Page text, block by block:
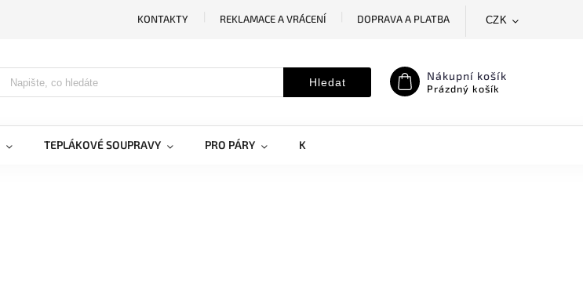
KONTAKTY REKLAMACE A VRÁCENÍ
DOPRAVA A PLATBA
CZK
Hledat Nákupní košík
Prázdný košík
TEPLÁKOVÉ SOUPRAVY PRO PÁRY KRYTY NA MOBILY